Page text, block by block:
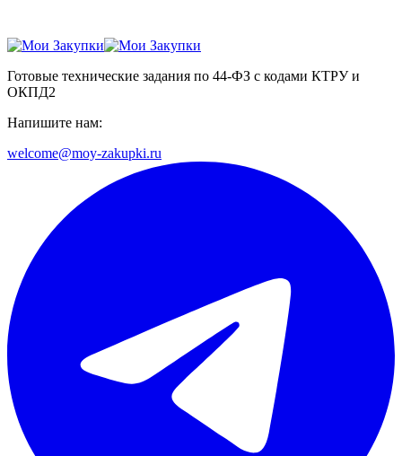
Готовые технические задания по 44-ФЗ с кодами КТРУ и
ОКПД2
Напишите нам:
welcome@moy-zakupki.ru